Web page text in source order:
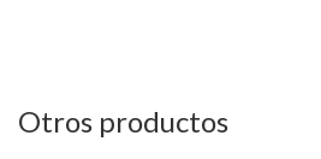
Otros productos